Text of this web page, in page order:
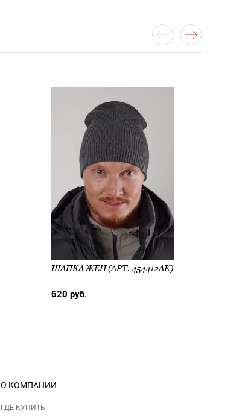
ШАПКА ЖЕН (АРТ. 454412АК)
620 руб.
О КОМПАНИИ
ГДЕ КУПИТЬ